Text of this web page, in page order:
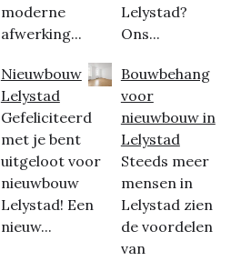
moderne
afwerking...
Nieuwbouw
Lelystad
Gefeliciteerd
met je bent
uitgeloot voor
nieuwbouw
Lelystad! Een
nieuw...
Lelystad?
Ons...
Bouwbehang
voor
nieuwbouw in
Lelystad
Steeds meer
mensen in
Lelystad zien
de voordelen
van